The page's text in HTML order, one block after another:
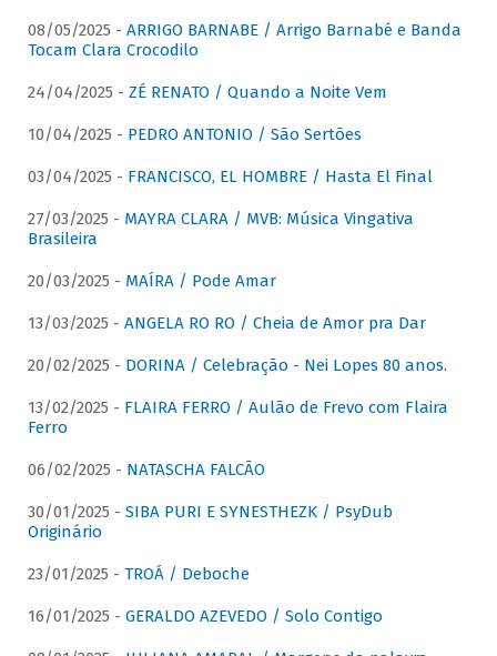
08/05/2025 - ARRIGO BARNABE / Arrigo Barnabé e Banda
Tocam Clara Crocodilo
24/04/2025 - ZÉ RENATO / Quando a Noite Vem
10/04/2025 - PEDRO ANTONIO / São Sertões
03/04/2025 - FRANCISCO, EL HOMBRE / Hasta El Final
27/03/2025 - MAYRA CLARA / MVB: Música Vingativa
Brasileira
20/03/2025 - MAÍRA / Pode Amar
13/03/2025 - ANGELA RO RO / Cheia de Amor pra Dar
20/02/2025 - DORINA / Celebração - Nei Lopes 80 anos.
13/02/2025 - FLAIRA FERRO / Aulão de Frevo com Flaira
Ferro
06/02/2025 - NATASCHA FALCÃO
30/01/2025 - SIBA PURI E SYNESTHEZK / PsyDub
Originário
23/01/2025 - TROÁ / Deboche
16/01/2025 - GERALDO AZEVEDO / Solo Contigo